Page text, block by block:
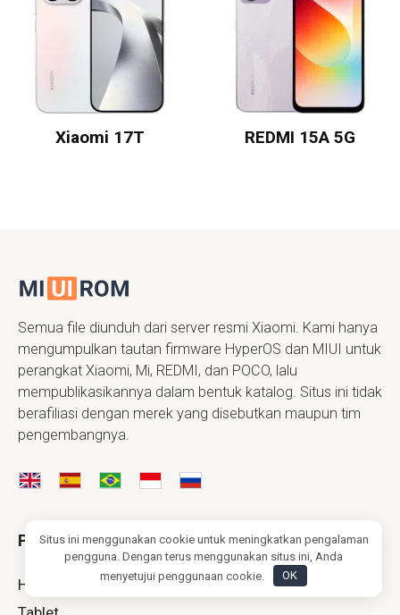
Xiaomi 17T REDMI 15A 5G
Semua file diunduh dari server resmi Xiaomi. Kami hanya
mengumpulkan tautan firmware HyperOS dan MIUI untuk
perangkat Xiaomi, Mi, REDMI, dan POCO, lalu
mempublikasikannya dalam bentuk katalog. Situs ini tidak
berafiliasi dengan merek yang disebutkan maupun tim
pengembangnya.
Perangkat
HP
Situs ini menggunakan cookie untuk meningkatkan pengalaman
pengguna. Dengan terus menggunakan situs ini, Anda
menyetujui penggunaan cookie.
OK